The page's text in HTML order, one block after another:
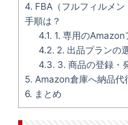
4. FBA（フルフィルメ
手順は？
4.1. 1. 専用の
4.2. 2. 出品プランの
4.3. 3. 商品の登録・
5. Amazon倉庫へ納品
6. まとめ